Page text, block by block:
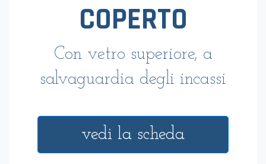
COPERTO
Con vetro superiore, a
salvaguardia degli incassi
vedi la scheda